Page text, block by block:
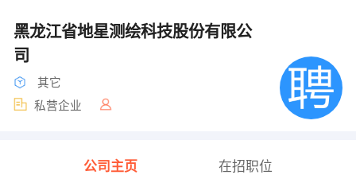
黑龙江省地星测绘科技股份有限公
司
其它
私营企业
公司主页 在招职位